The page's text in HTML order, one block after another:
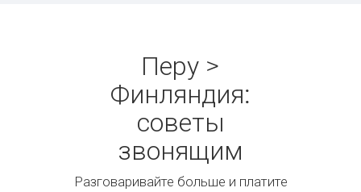
Перу >
Финляндия:
советы
звонящим
Разговаривайте больше и платите